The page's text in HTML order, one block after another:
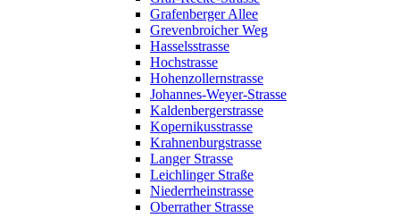
Grafenberger Allee
Grevenbroicher Weg
Hasselsstrasse
Hochstrasse
Hohenzollernstrasse
Johannes-Weyer-Strasse
Kaldenbergerstrasse
Kopernikusstrasse
Krahnenburgstrasse
Langer Strasse
Leichlinger Straße
Niederrheinstrasse
Oberrather Strasse